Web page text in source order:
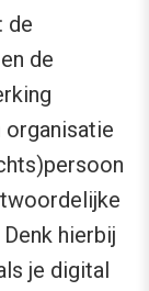
de
de
organisatie
hierbij
je digital